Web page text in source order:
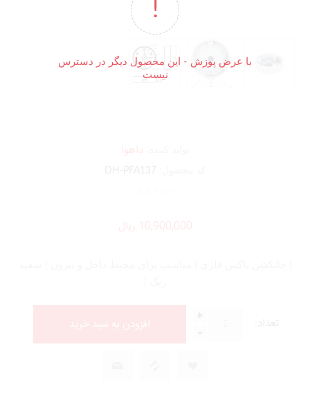
با عرض پوزش - این محصول دیگر در دسترس
نیست